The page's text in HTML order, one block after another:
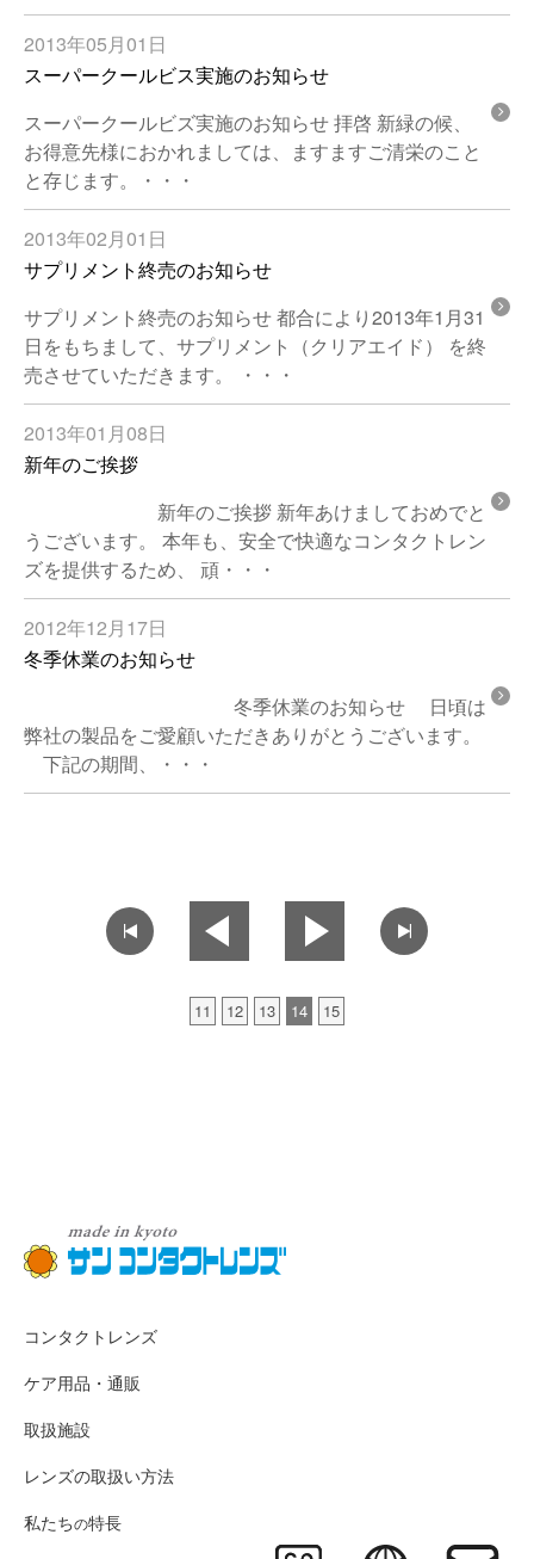
2013年05月01日
スーパークールビス実施のお知らせ
スーパークールビズ実施のお知らせ 拝啓 新緑の候、
お得意先様におかれましては、ますますご清栄のこと
と存じます。・・・
2013年02月01日
サプリメント終売のお知らせ
サプリメント終売のお知らせ 都合により2013年1月31
日をもちまして、サプリメント（クリアエイド） を終
売させていただきます。 ・・・
2013年01月08日
新年のご挨拶
新年のご挨拶 新年あけましておめでと
うございます。 本年も、安全で快適なコンタクトレン
ズを提供するため、 頑・・・
2012年12月17日
冬季休業のお知らせ
冬季休業のお知らせ 日頃は
弊社の製品をご愛顧いただきありがとうございます。
下記の期間、・・・
11 12 13 14 15
コンタクトレンズ
ケア用品・通販
取扱施設
レンズの取扱い方法
私たちの特長